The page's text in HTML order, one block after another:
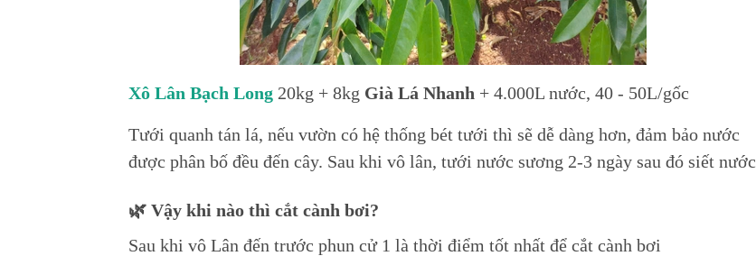
Xô Lân Bạch Long 20kg + 8kg Già Lá Nhanh + 4.000L nước, 40 - 50L/gốc
Tưới quanh tán lá, nếu vườn có hệ thống bét tưới thì sẽ dễ dàng hơn, đảm bảo nước
được phân bố đều đến cây. Sau khi vô lân, tưới nước sương 2-3 ngày sau đó siết nước
🌿 Vậy khi nào thì cắt cành bơi?
Sau khi vô Lân đến trước phun cử 1 là thời điểm tốt nhất để cắt cành bơi